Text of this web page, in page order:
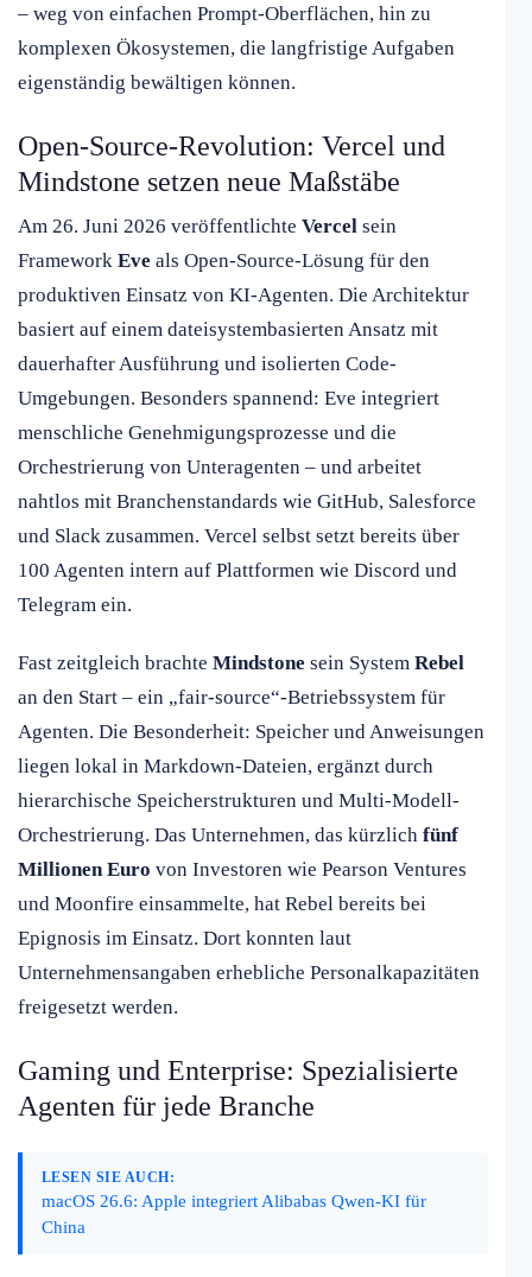
– weg von einfachen Prompt-Oberflächen, hin zu
komplexen Ökosystemen, die langfristige Aufgaben
eigenständig bewältigen können.
Open-Source-Revolution: Vercel und
Mindstone setzen neue Maßstäbe
Am 26. Juni 2026 veröffentlichte Vercel sein
Framework Eve als Open-Source-Lösung für den
produktiven Einsatz von KI-Agenten. Die Architektur
basiert auf einem dateisystembasierten Ansatz mit
dauerhafter Ausführung und isolierten Code-
Umgebungen. Besonders spannend: Eve integriert
menschliche Genehmigungsprozesse und die
Orchestrierung von Unteragenten – und arbeitet
nahtlos mit Branchenstandards wie GitHub, Salesforce
und Slack zusammen. Vercel selbst setzt bereits über
100 Agenten intern auf Plattformen wie Discord und
Telegram ein.
Fast zeitgleich brachte Mindstone sein System Rebel
an den Start – ein „fair-source“-Betriebssystem für
Agenten. Die Besonderheit: Speicher und Anweisungen
liegen lokal in Markdown-Dateien, ergänzt durch
hierarchische Speicherstrukturen und Multi-Modell-
Orchestrierung. Das Unternehmen, das kürzlich fünf
Millionen Euro von Investoren wie Pearson Ventures
und Moonfire einsammelte, hat Rebel bereits bei
Epignosis im Einsatz. Dort konnten laut
Unternehmensangaben erhebliche Personalkapazitäten
freigesetzt werden.
Gaming und Enterprise: Spezialisierte
Agenten für jede Branche
LESEN SIE AUCH:
macOS 26.6: Apple integriert Alibabas Qwen-KI für
China